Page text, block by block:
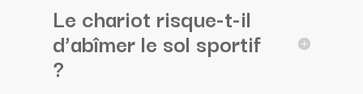
Le chariot risque-t-il
d’abîmer le sol sportif
?